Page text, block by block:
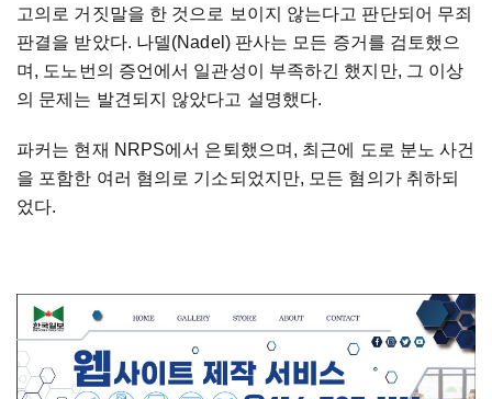
고의로 거짓말을 한 것으로 보이지 않는다고 판단되어 무죄
판결을 받았다. 나델(Nadel) 판사는 모든 증거를 검토했으
며, 도노번의 증언에서 일관성이 부족하긴 했지만, 그 이상
의 문제는 발견되지 않았다고 설명했다.
파커는 현재 NRPS에서 은퇴했으며, 최근에 도로 분노 사건
을 포함한 여러 혐의로 기소되었지만, 모든 혐의가 취하되
었다.